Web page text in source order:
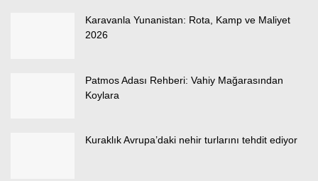
Karavanla Yunanistan: Rota, Kamp ve Maliyet
2026
Patmos Adası Rehberi: Vahiy Mağarasından
Koylara
Kuraklık Avrupa’daki nehir turlarını tehdit ediyor